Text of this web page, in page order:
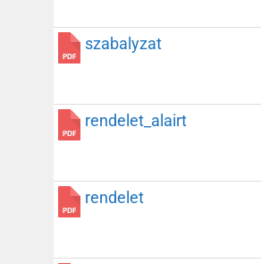
szabalyzat
rendelet_alairt
rendelet